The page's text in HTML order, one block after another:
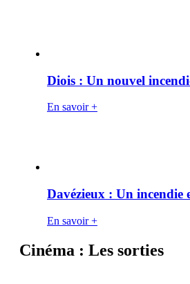
Diois : Un nouvel
En savoir +
Davézieux : Un incendie
En savoir +
Cinéma : Les sorties